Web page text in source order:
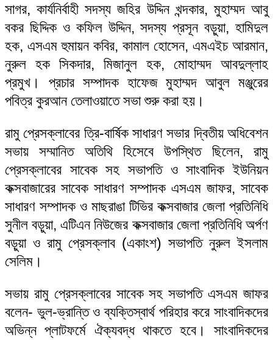
সাগর, কার্যনির্বাহী সদস্য জহির উদ্দিন খন্দকার, মুহাম্মদ আবু
বকর ছিদ্দিক ও কফিল উদ্দিন, সদস্য প্রসূন বড়ুয়া, হামিদুল
হক, এসএম হুমায়ন কবির, কামাল হোসেন, এমএইচ আরমান,
নুরুল হক সিকদার, মিজানুল হক, মোহাম্মদ আবদুল্লাহ
প্রমুখ। প্রচার সম্পাদক হাফেজ মুহাম্মদ আবুল মঞ্জুরের
পবিত্র কুরআন তেলাওয়াতে সভা শুরু করা হয়।
রামু প্রেসক্লাবের ত্রি-বার্ষিক সাধারণ সভার দ্বিতীয় অধিবেশন
সভায় সম্মানিত অতিথি হিসেবে উপস্থিত ছিলেন, রামু
প্রেসক্লাবের সাবেক সহ সভাপতি ও সাংবাদিক ইউনিয়ন
কক্সবাজারের সাবেক সাধারণ সম্পাদক এসএম জাফর, সাবেক
সাধারণ সম্পাদক ও মাছরাঙা টিভির কক্সবাজার জেলা প্রতিনিধি
সুনীল বড়ুয়া, এটিএন নিউজের কক্সবাজার জেলা প্রতিনিধি অর্পণ
বড়ুয়া ও রামু প্রেসক্লাব (একাংশ) সভাপতি নুরুল ইসলাম
সেলিম।
সভায় রামু প্রেসক্লাবের সাবেক সহ সভাপতি এসএম জাফর
বলেন- ভুল-ভ্রান্তি ও ব্যক্তিস্বার্থ পরিহার করে সাংবাদিকদের
অভিন্ন প্লাটফর্মে ঐক্যবদ্ধ থাকতে হবে। সাংবাদিকদের